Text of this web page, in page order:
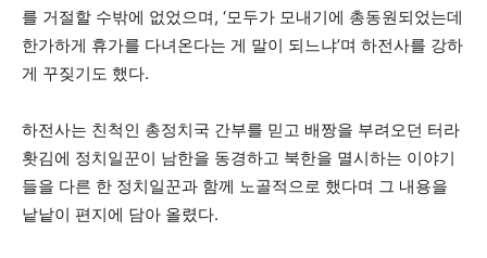
를 거절할 수밖에 없었으며, ‘모두가 모내기에 총동원되었는데
한가하게 휴가를 다녀온다는 게 말이 되느냐’며 하전사를 강하
게 꾸짖기도 했다.
하전사는 친척인 총정치국 간부를 믿고 배짱을 부려오던 터라
홧김에 정치일꾼이 남한을 동경하고 북한을 멸시하는 이야기
들을 다른 한 정치일꾼과 함께 노골적으로 했다며 그 내용을
낱낱이 편지에 담아 올렸다.